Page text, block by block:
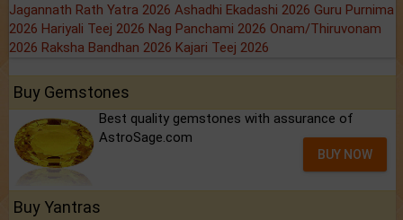
Jagannath Rath Yatra 2026 Ashadhi Ekadashi 2026 Guru Purnima
2026 Hariyali Teej 2026 Nag Panchami 2026 Onam/Thiruvonam
2026 Raksha Bandhan 2026 Kajari Teej 2026
Buy Gemstones
Best quality gemstones with assurance of
AstroSage.com
BUY NOW
Buy Yantras